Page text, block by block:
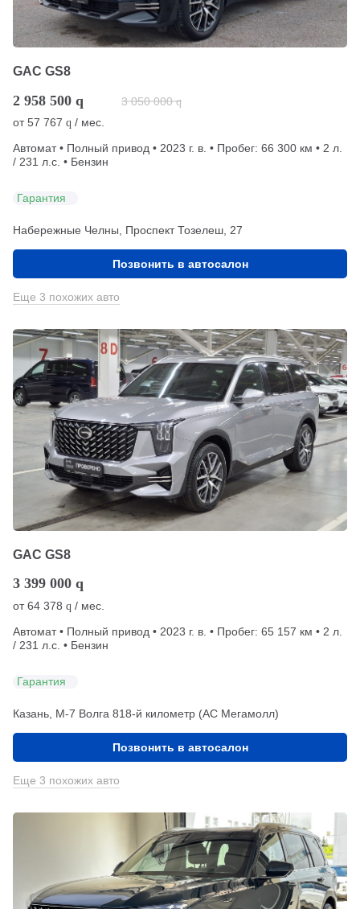
GAC GS8
2 958 500 q 3 050 000 q
от57 767 q / мес.
Автомат • Полный привод • 2023 г. в. • Пробег: 66 300 км • 2 л.
/ 231 л.с. • Бензин
Гарантия
Набережные Челны, Проспект Тозелеш, 27
Позвонить в автосалон
Еще 3 похожих авто
GAC GS8
3 399 000 q
от64 378 q / мес.
Автомат • Полный привод • 2023 г. в. • Пробег: 65 157 км • 2 л.
/ 231 л.с. • Бензин
Гарантия
Казань, М-7 Волга 818-й километр (АС Мегамолл)
Позвонить в автосалон
Еще 3 похожих авто